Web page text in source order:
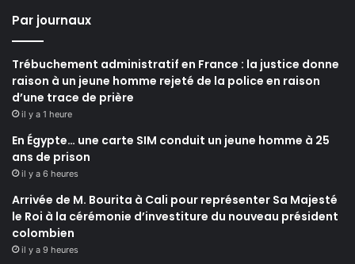
Par journaux
Trébuchement administratif en France : la justice donne
raison à un jeune homme rejeté de la police en raison
d’une trace de prière
il y a 1 heure
En Égypte… une carte SIM conduit un jeune homme à 25
ans de prison
il y a 6 heures
Arrivée de M. Bourita à Cali pour représenter Sa Majesté
le Roi à la cérémonie d’investiture du nouveau président
colombien
il y a 9 heures